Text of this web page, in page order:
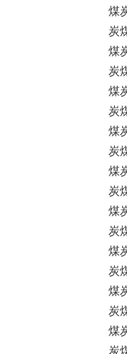
煤
炭
煤
炭
煤
炭
煤
炭
煤
炭
煤
炭
煤
炭
煤
炭
煤
炭